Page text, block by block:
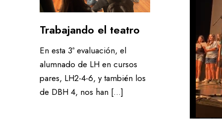
Un colegio
En el comedor
Atención
Trabajando el teatro
En esta 3ª evaluación, el
alumnado de LH en cursos
pares, LH2-4-6, y también los
de DBH 4, nos han […]
Entorno seguro